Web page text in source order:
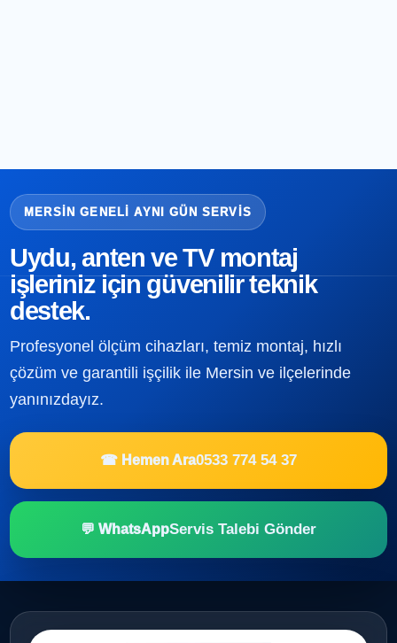
MERSIN GENELI AYNI GÜN SERVIS
Uydu, anten ve TV montaj
işleriniz için güvenilir teknik
destek.
Profesyonel ölçüm cihazları, temiz montaj, hızlı
çözüm ve garantili işçilik ile Mersin ve ilçelerinde
yanınızdayız.
☎ Hemen Ara0533 774 54 37
💬 WhatsAppServis Talebi Gönder